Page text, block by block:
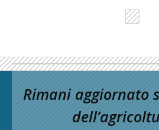
Rimani aggiornato